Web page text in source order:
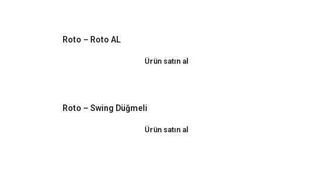
Roto – Roto AL
Ürün satın al
Roto – Swing Düğmeli
Ürün satın al